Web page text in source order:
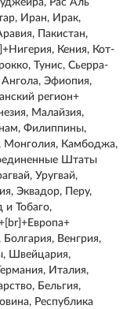
Рас Аль
Иран, Ирак,
Пакистан,
Кения, Кот-
Тунис, Сьерра-
Ангола, Эфиопия,
регион+
Малайзия,
Филиппины,
Монголия, Камбоджа,
Штаты
Уругвай,
Эквадор, Перу,
и Тобаго,
Болгария, Венгрия,
Швейцария,
Италия,
Бельгия,
Республика